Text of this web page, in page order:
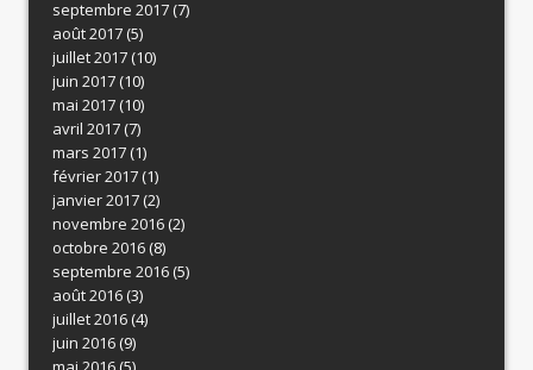
septembre 2017(7)
août 2017(5)
juillet 2017(10)
juin 2017(10)
mai 2017(10)
avril 2017(7)
mars 2017(1)
février 2017(1)
janvier 2017(2)
novembre 2016(2)
octobre 2016(8)
septembre 2016(5)
août 2016(3)
juillet 2016(4)
juin 2016(9)